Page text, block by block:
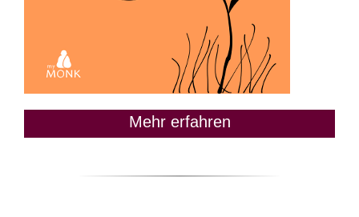
Mehr erfahren